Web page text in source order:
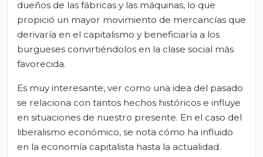
dueños de las fábricas y las máquinas, lo que
propició un mayor movimiento de mercancías que
derivaría en el capitalismo y beneficiaría a los
burgueses convirtiéndolos en la clase social más
favorecida.
Es muy interesante, ver como una idea del pasado
se relaciona con tantos hechos históricos e influye
en situaciones de nuestro presente. En el caso del
liberalismo económico, se nota cómo ha influido
en la economía capitalista hasta la actualidad.